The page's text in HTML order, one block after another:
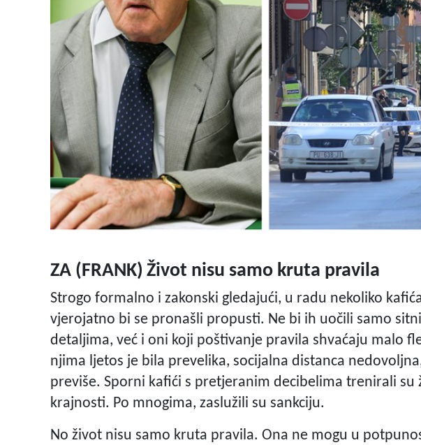
ZA (FRANK) Život nisu samo kruta pravila
Strogo formalno i zakonski gledajući, u radu nekoliko
vjerojatno bi se pronašli propusti. Ne bi ih uočili samo
detaljima, već i oni koji poštivanje pravila shvaćaju malo
njima ljetos je bila prevelika, socijalna distanca
previše. Sporni kafići s pretjeranim decibelima trenirali su
krajnosti. Po mnogima, zaslužili su sankciju.
No život nisu samo kruta pravila. Ona ne mogu u